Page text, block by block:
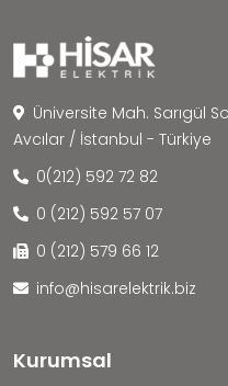
Üniversite Mah. Sarıgül
Avcılar / İstanbul - Türkiye
0(212) 592 72 82
0 (212) 592 57 07
0 (212) 579 66 12
info@hisarelektrik.biz
Kurumsal